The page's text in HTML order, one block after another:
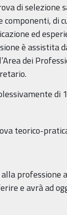
di
di
ed
è assistita
dei
teorico-
professione
e avrà ad